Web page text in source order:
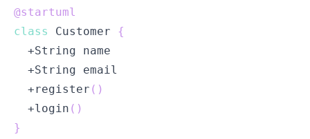
@startuml
class
Customer {
  +register
( )
  +login
( )
}